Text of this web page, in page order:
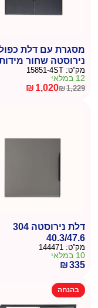
מסגרת עם דלת כפול
נירוסטה שחור מידות
80.5
מק”ט: 15851-4ST
12 במלאי
₪1,229
המחיר
₪1,229.
₪ 1,020
המחיר
₪1,020.
דלת נירוסטה 304
40.3/47.6
מק”ט: 144471
10 במלאי
₪335
בהנחה